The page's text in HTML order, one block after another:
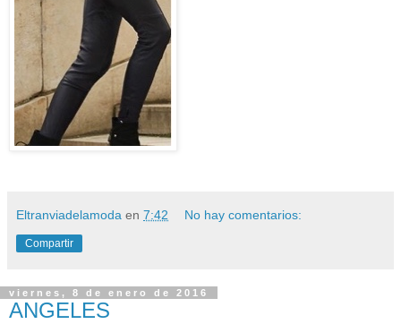
Eltranviadelamoda en 7:42 No hay comentarios:
Compartir
viernes, 8 de enero de 2016
ANGELES